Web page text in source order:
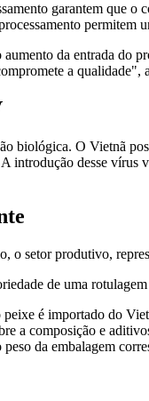
garantem que
permitem
da entrada do
a qualidade",
biológica. O Vietnã
A introdução desse
o setor produtivo,
de uma
é importado do
a composição e
da embalagem